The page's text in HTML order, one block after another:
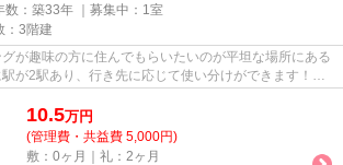
数：築33年 ｜募集中： 1室
：3階建
が趣味の方に住んでもらいたいのが平坦な場所にある
が2駅あり、行き先に応じて使い分けができます！ニ
良好...
10.5万円
(管理費・共益費 5,000円)
敷：0ヶ月｜礼：2ヶ月